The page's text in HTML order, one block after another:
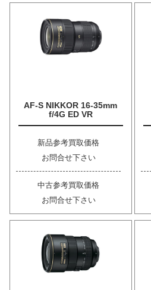
AF-S NIKKOR 16-35mm
f/4G ED VR
新品参考買取価格
お問合せ下さい
中古参考買取価格
お問合せ下さい